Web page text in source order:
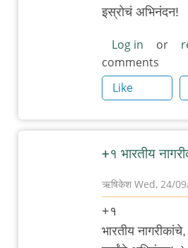
reply
मंगळवार!
by
अस्वल
इस्रोचं अभिनंदन!
Log in or
comments
Like
+१ भारतीय
ऋषिकेश Wed, 24/
In
reply
+१
भारतीय